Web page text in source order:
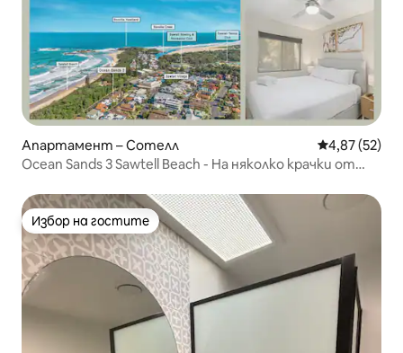
Апартамент – Сотелл Средна
4,87 (52)
Ocean Sands 3 Sawtell Beach - На няколко крачки от
Избор на гостите
Избор на гостите